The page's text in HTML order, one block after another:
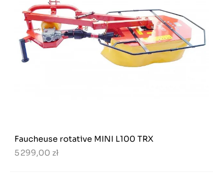
Faucheuse rotative MINI L100 TRX
5 299,00 zł